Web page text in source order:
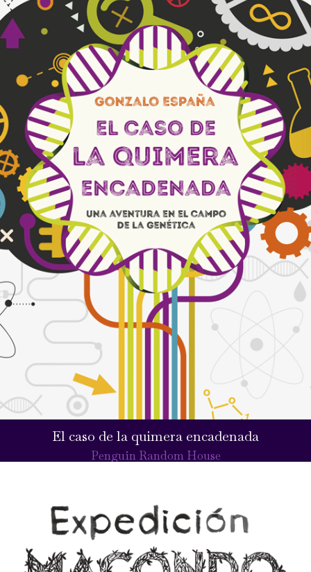
El caso de la quimera encadenada
Penguin Random House